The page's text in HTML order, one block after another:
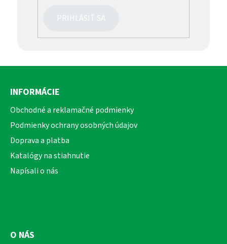
PRIHLÁSIŤ SA
Z
INFORMÁCIE
Obchodné a reklamačné podmienky
Podmienky ochrany osobných údajov
Doprava a platba
Katalógy na stiahnutie
Napísali o nás
O NÁS